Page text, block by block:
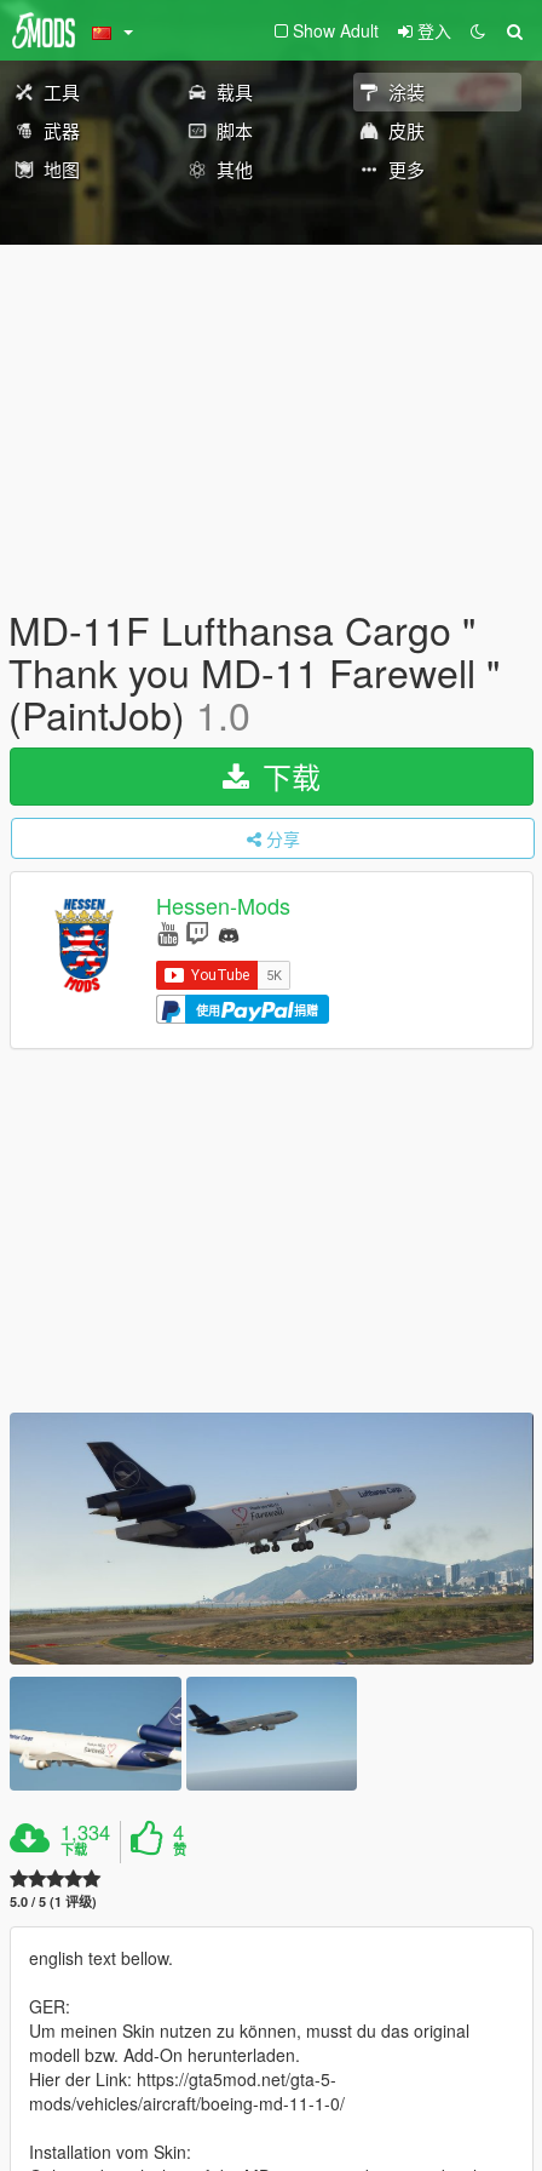
Show Adult 登入
工具 载具
涂装
武器
脚本
皮肤
地图
其他 更多
MD-11F Lufthansa Cargo "
Thank you MD-11 Farewell "
(PaintJob) 1.0
下载
分享
Hessen-Mods
使用 捐赠
1,334
下载
4
赞
5.0 / 5 (1 评级)
english text bellow.
GER:
Um meinen Skin nutzen zu können, musst du das original
modell bzw. Add-On herunterladen.
Hier der Link: https://gta5mod.net/gta-5-
mods/vehicles/aircraft/boeing-md-11-1-0/
Installation vom Skin: